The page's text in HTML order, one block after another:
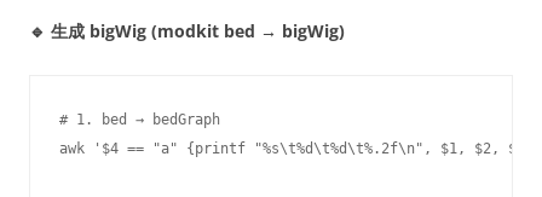
🔹 生成 bigWig (modkit bed → bigWig)
# 1. bed → bedGraph
awk '$4 == "a" {printf "%s\t%d\t%d\t%.2f\n", $1, $2, $3,